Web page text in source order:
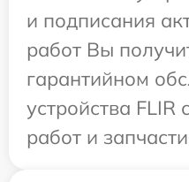
и подписания
работ Вы
гарантийном
устройства
работ и